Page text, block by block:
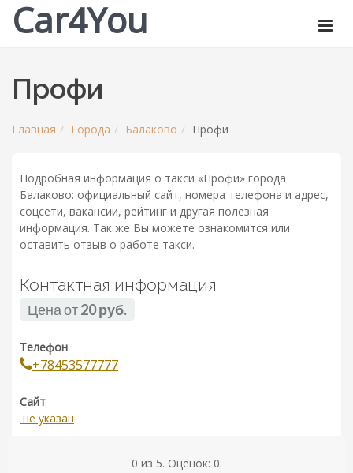
Car4You
Профи
Главная Города Балаково Профи
Подробная информация о такси «Профи» города
Балаково: официальный сайт, номера телефона и адрес,
соцсети, вакансии, рейтинг и другая полезная
информация. Так же Вы можете ознакомится или
оставить отзыв о работе такси.
Контактная информация
Цена от20 руб.
Телефон
+78453577777
Сайт
не указан
0 из 5. Оценок: 0.